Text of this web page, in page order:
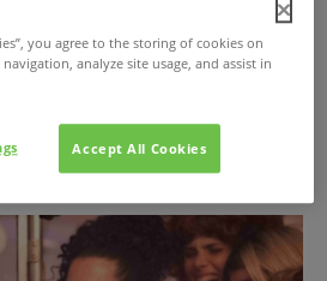
(OVSz) és véradásszervező partnere, a
you agree to the storing of cookies on
analyze site usage, and assist in
Accept All Cookies